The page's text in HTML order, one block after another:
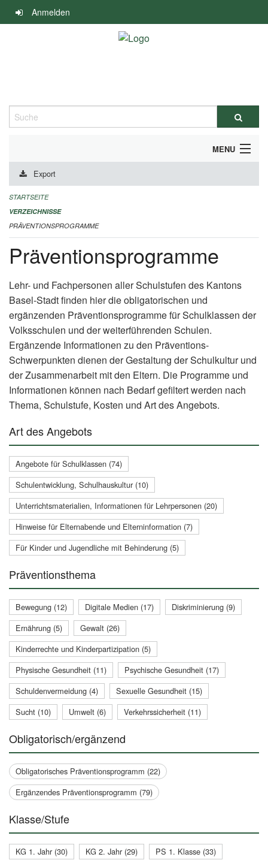
Navigation
überspringen
Anmelden
Suche
MENU
DURCHFÜHRUNG UND FINANZIERUNG
IMPRESSUM
Export
STARTSEITE
VERZEICHNISSE
PRÄVENTIONSPROGRAMME
Präventionsprogramme
Lehr- und Fachpersonen aller Schulstufen des Kantons
Basel-Stadt finden hier die obligatorischen und
ergänzenden Präventionsprogramme für Schulklassen der
Volksschulen und der weiterführenden Schulen.
Ergänzende Informationen zu den Präventions-
Schwerpunkten dienen der Gestaltung der Schulkultur und
der Zusammenarbeit mit den Eltern. Die Programme und
Informationen können nach Bedarf gefiltert werden nach
Thema, Schulstufe, Kosten und Art des Angebots.
Art des Angebots
Angebote für Schulklassen (74)
Schulentwicklung, Schulhauskultur (10)
Unterrichtsmaterialien, Informationen für Lehrpersonen (20)
Hinweise für Elternabende und Elterninformation (7)
Für Kinder und Jugendliche mit Behinderung (5)
Präventionsthema
Bewegung (12) Digitale Medien (17)
Diskriminierung (9)
Ernährung (5)
Gewalt (26)
Kinderrechte und Kinderpartizipation (5)
Physische Gesundheit (11)
Psychische Gesundheit (17)
Schuldenvermeidung (4)
Sexuelle Gesundheit (15)
Sucht (10)
Umwelt (6) Verkehrssicherheit (11)
Obligatorisch/ergänzend
Obligatorisches Präventionsprogramm (22)
Ergänzendes Präventionsprogramm (79)
Klasse/Stufe
KG 1. Jahr (30) KG 2. Jahr (29)
PS 1. Klasse (33)